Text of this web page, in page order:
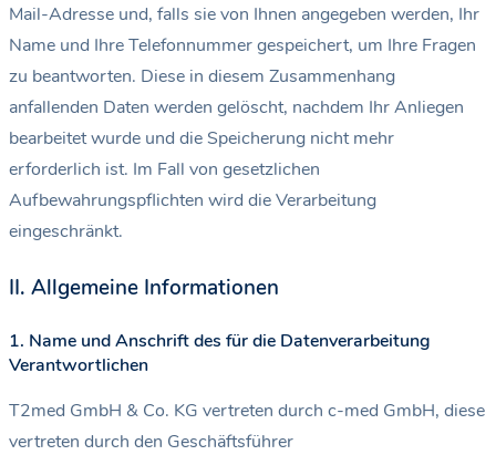
Mail-Adresse und, falls sie von Ihnen angegeben werden, Ihr
Name und Ihre Telefonnummer gespeichert, um Ihre Fragen
zu beantworten. Diese in diesem Zusammenhang
anfallenden Daten werden gelöscht, nachdem Ihr Anliegen
bearbeitet wurde und die Speicherung nicht mehr
erforderlich ist. Im Fall von gesetzlichen
Aufbewahrungspflichten wird die Verarbeitung
eingeschränkt.
II. Allgemeine Informationen
1. Name und Anschrift des für die Datenverarbeitung
Verantwortlichen
T2med GmbH & Co. KG vertreten durch c-med GmbH, diese
vertreten durch den Geschäftsführer